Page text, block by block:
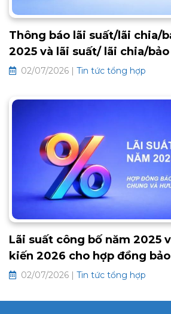
Thông báo lãi suất/lãi chia/
2025 và lãi suất/ lãi chia/
2026 các hợp đồng bảo
02/07/2026 | Tin tức tổng hợp
Lãi suất công bố năm 2025
kiến 2026 cho hợp đồng
chung và hưu trí tự nguyện
02/07/2026 | Tin tức tổng hợp